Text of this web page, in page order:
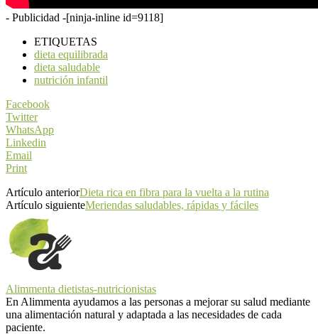
- Publicidad -[ninja-inline id=9118]
ETIQUETAS
dieta equilibrada
dieta saludable
nutrición infantil
Facebook
Twitter
WhatsApp
Linkedin
Email
Print
Artículo anteriorDieta rica en fibra para la vuelta a la rutina
Artículo siguienteMeriendas saludables, rápidas y fáciles
Alimmenta dietistas-nutricionistas
En Alimmenta ayudamos a las personas a mejorar su salud mediante
una alimentación natural y adaptada a las necesidades de cada
paciente.